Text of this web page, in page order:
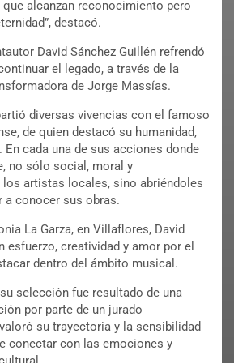
alcanzan reconocimiento pero
destacó.
David Sánchez Guillén refrendó
el legado, a través de la
de Jorge Massías.
diversas vivencias con el famoso
de quien destacó su humanidad,
cada una de sus acciones donde
no sólo social, moral y
artistas locales, sino abriéndoles
a conocer sus obras.
La Garza, en Villaflores, David
esfuerzo, creatividad y amor por el
dentro del ámbito musical.
selección fue resultado de una
por parte de un jurado
su trayectoria y la sensibilidad
conectar con las emociones y